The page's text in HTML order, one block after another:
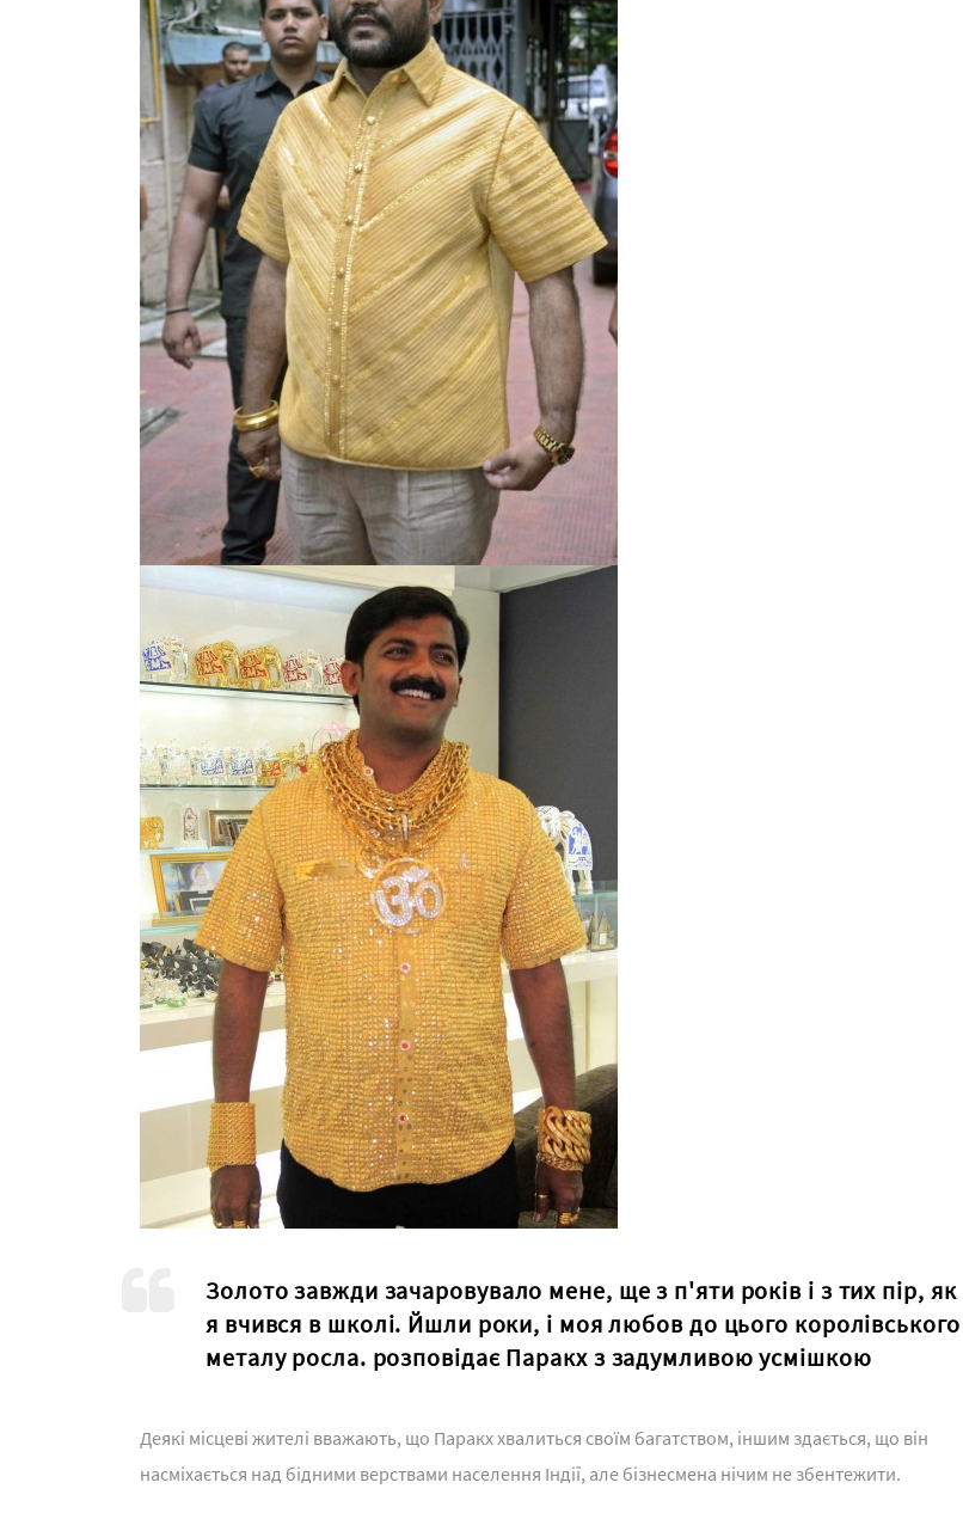
Золото завжди зачаровувало мене, ще з п'яти років і з тих пір, як
я вчився в школі. Йшли роки, і моя любов до цього королівського
металу росла. розповідає Паракх з задумливою усмішкою
Деякі місцеві жителі вважають, що Паракх хвалиться своїм багатством, іншим здається, що він
насміхається над бідними верствами населення Індії, але бізнесмена нічим не збентежити.